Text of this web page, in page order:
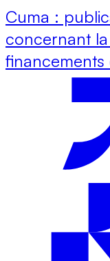
Cuma :
concernant
financements